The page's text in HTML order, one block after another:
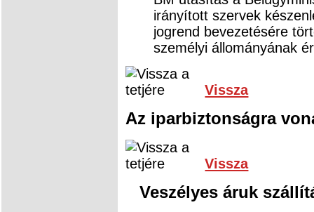
irányított szervek
jogrend bevezetésére
személyi állományának
Vissza
Az iparbiztonságra
Vissza
Veszélyes áruk